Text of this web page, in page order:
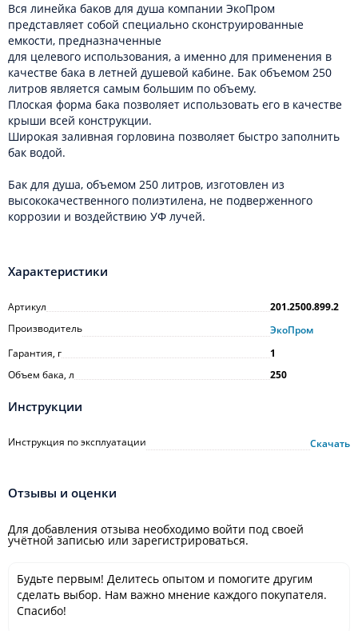
Вся линейка баков для душа компании ЭкоПром
представляет собой специально сконструированные
емкости, предназначенные
для целевого использования, а именно для применения в
качестве бака в летней душевой кабине. Бак объемом 250
литров является самым большим по объему.
Плоская форма бака позволяет использовать его в качестве
крыши всей конструкции.
Широкая заливная горловина позволяет быстро заполнить
бак водой.
Бак для душа, объемом 250 литров, изготовлен из
высококачественного полиэтилена, не подверженного
коррозии и воздействию УФ лучей.
Характеристики
Артикул
201.2500.899.2
Производитель
ЭкоПром
Гарантия, г
1
Объем бака, л
250
Инструкции
Инструкция по эксплуатации Скачать
Отзывы и оценки
Для добавления отзыва необходимо войти под своей
учётной записью или зарегистрироваться.
Будьте первым! Делитесь опытом и помогите другим
сделать выбор. Нам важно мнение каждого покупателя.
Спасибо!